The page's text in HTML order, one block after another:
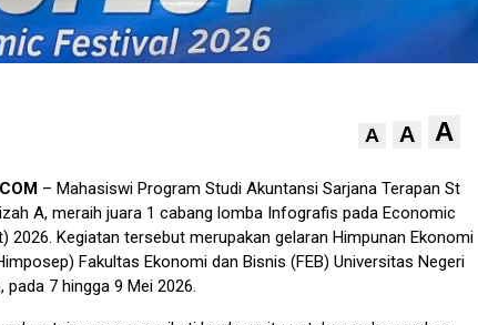
A A A
– Mahasiswi Program Studi Akuntansi Sarjana Terapan St
A, meraih juara 1 cabang lomba Infografis pada Economic
2026. Kegiatan tersebut merupakan gelaran Himpunan Ekonomi
Fakultas Ekonomi dan Bisnis (FEB) Universitas Negeri
pada 7 hingga 9 Mei 2026.